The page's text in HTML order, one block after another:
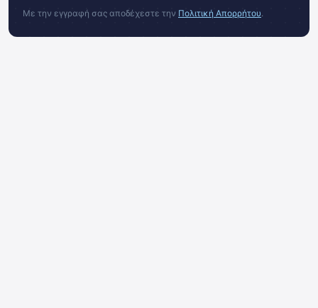
Με την εγγραφή σας αποδέχεστε την Πολιτική Απορρήτου.